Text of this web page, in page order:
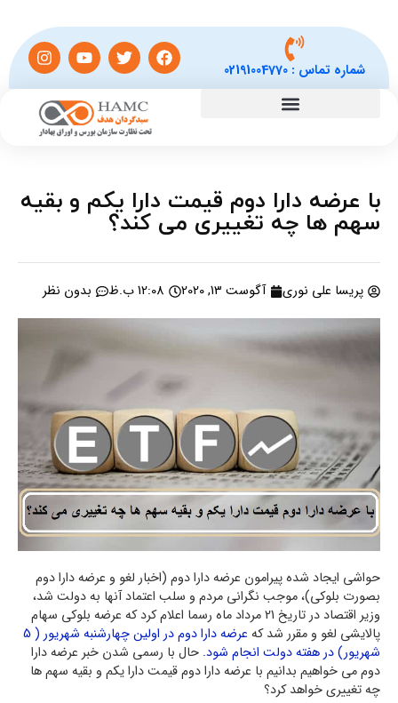
شماره تماس :02191004770
با عرضه دارا دوم قیمت دارا یکم و بقیه
سهم ها چه تغییری می کند؟
پریسا علی نوری آگوست 13, 2020 12:08 ب.ظ بدون نظر
حواشی ایجاد شده پیرامون عرضه دارا دوم (اخبار لغو و عرضه دارا دوم
بصورت بلوکی)، موجب نگرانی مردم و سلب اعتماد آنها به دولت شد،
وزیر اقتصاد در تاریخ 21 مرداد ماه رسما اعلام کرد که عرضه بلوکی سهام
پالایشی لغو و مقرر شد که
عرضه دارا دوم در اولین چهارشنبه شهریور ( 5
شهریور) در هفته دولت انجام شود. حال با رسمی شدن خبر عرضه دارا
دوم می خواهیم بدانیم با عرضه دارا دوم قیمت دارا یکم و بقیه سهم ها
چه تغییری خواهد کرد؟